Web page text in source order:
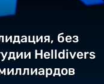
без
Helldivers